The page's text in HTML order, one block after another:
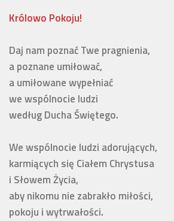
Królowo Pokoju!
Daj nam poznać Twe pragnienia,
a poznane umiłować,
a umiłowane wypełniać
we wspólnocie ludzi
według Ducha Świętego.
We wspólnocie ludzi adorujących,
karmiących się Ciałem Chrystusa
i Słowem Życia,
aby nikomu nie zabrakło miłości,
pokoju i wytrwałości.